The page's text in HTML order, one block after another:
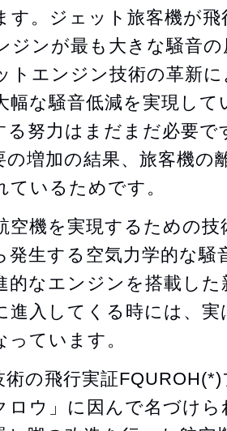
す。ジェット旅客機が
ジンが最も大きな騒音
トエンジン技術の革新
幅な騒音低減を実現し
る努力はまだまだ必要
の増加の結果、旅客機の
ているためです。
空機を実現するための
発生する空気力学的な騒
的なエンジンを搭載し
進入してくる時には、
っています。
術の飛行実証
ロウ」に因んで名づけ